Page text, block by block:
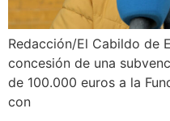
Redacción/El Cabildo de
concesión de una
de 100.000 euros a la
con